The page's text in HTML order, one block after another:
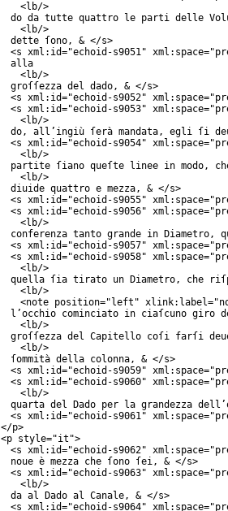
<lb/>
do da tutte quattro le parti delle
<lb/>
dette ſono, & </s>
<s xml:id="echoid-s9051" xml:space="
alla
<lb/>
groſſezza del dado, & </s>
<s xml:id="echoid-s9052" xml:space="
<s xml:id="echoid-s9053" xml:space="
<lb/>
do, all’ingiù ſerà mandata, egli ſi
<s xml:id="echoid-s9054" xml:space="
<lb/>
partite ſiano queſte linee in modo,
<lb/>
diuide quattro e mezza, & </s>
<s xml:id="echoid-s9055" xml:space="
<s xml:id="echoid-s9056" xml:space="
<lb/>
conferenza tanto grande in
<s xml:id="echoid-s9057" xml:space="
<s xml:id="echoid-s9058" xml:space="
<lb/>
quella ſia tirato un Diametro, che
<lb/>
<note position=" left " xlink:label="
l’occhio cominciato in ciaſcuno giro
<lb/>
groſſezza del Capitello coſi farſi
<lb/>
ſommità della colonna, & </s>
<s xml:id="echoid-s9059" xml:space="
<s xml:id="echoid-s9060" xml:space="
<lb/>
quarta del Dado per la grandezza
<s xml:id="echoid-s9061" xml:space="
</p>
<p style="it ">
<s xml:id="echoid-s9062" xml:space="
noue è mezza che ſono ſei, & </s>
<s xml:id="echoid-s9063" xml:space="
<lb/>
da al Dado al Canale, & </s>
<s xml:id="echoid-s9064" xml:space="